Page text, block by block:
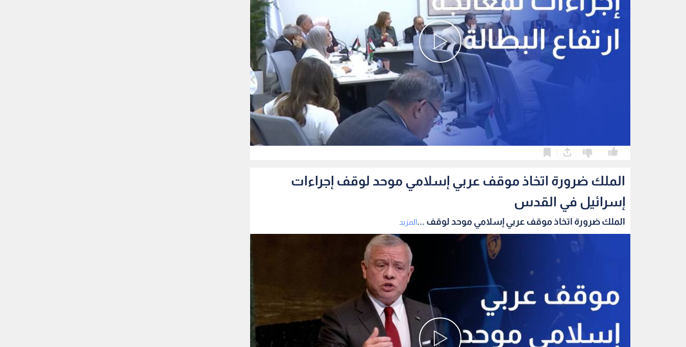
الملك ضرورة اتخاذ موقف عربي إسلامي موحد لوقف إجراءات
إسرائيل في القدس
الملك ضرورة اتخاذ موقف عربي إسلامي موحد لوقف ...المزيد